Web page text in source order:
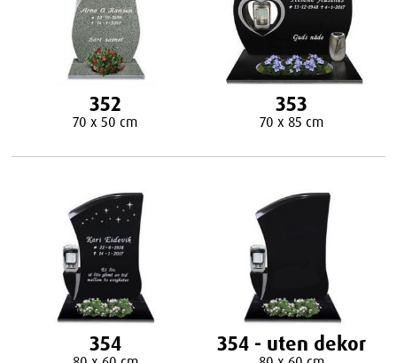
352
70 x 50 cm
353
70 x 85 cm
354 354 - uten dekor